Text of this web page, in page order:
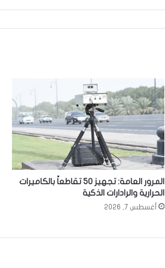
المرور العامة: تجهيز 50 تقاطعاً بالكاميرات
الحرارية والرادارات الذكية
أغسطس 7, 2026